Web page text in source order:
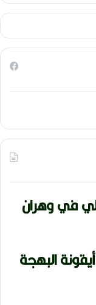
في وهران
البهجة